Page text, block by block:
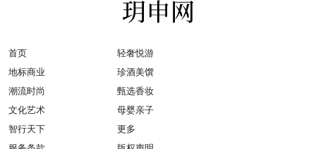
首页
轻奢悦游
地标商业
珍酒美馔
潮流时尚
甄选香妆
文化艺术
母婴亲子
智行天下
更多